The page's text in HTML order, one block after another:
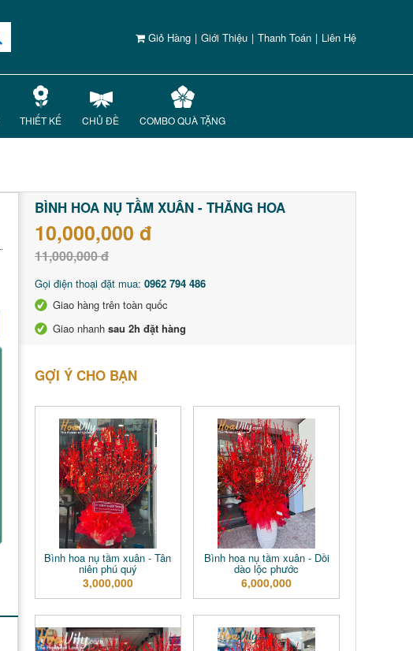
Giỏ Hàng | Giới Thiệu | Thanh Toán | Liên Hệ
THIẾT KẾ CHỦ ĐỀ COMBO QUÀ TẶNG
BÌNH HOA NỤ TẦM XUÂN - THĂNG HOA
10,000,000 đ
11,000,000 đ
Gọi điện thoại đặt mua: 0962 794 486
Giao hàng trên toàn quốc
Giao nhanh sau 2h đặt hàng
GỢI Ý CHO BẠN
Bình hoa nụ tầm xuân - Tân
niên phú quý
3,000,000
Bình hoa nụ tầm xuân - Dồi
dào lộc phước
6,000,000